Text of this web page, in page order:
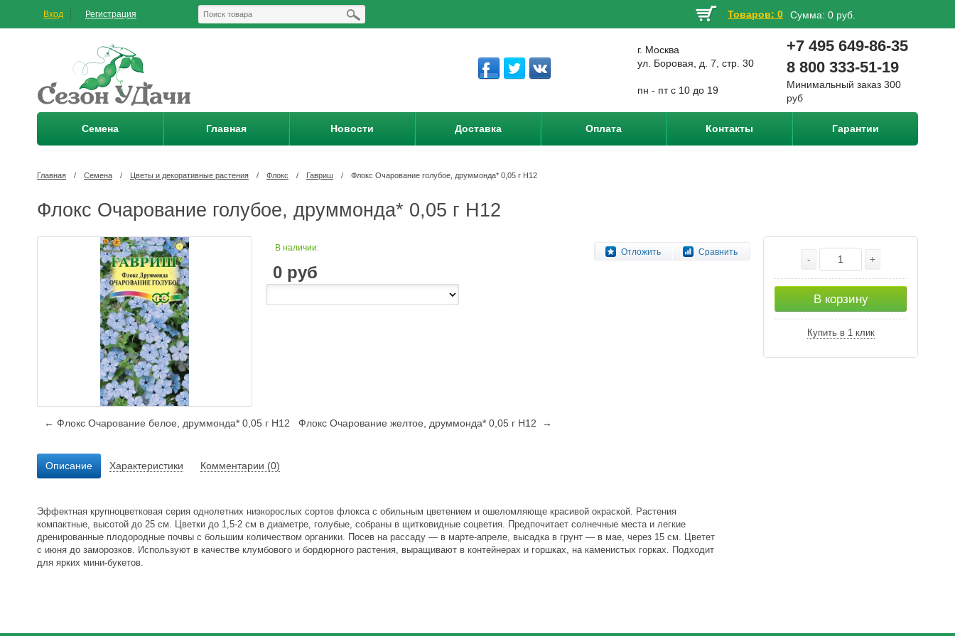
Вход Регистрация Товаров: 0 Сумма: 0 руб.
г. Москва
ул. Боровая, д. 7, стр. 30
пн - пт с 10 до 19
+7 495 649-86-35
8 800 333-51-19
Минимальный заказ 300
руб
Семена Главная Новости Доставка Оплата Контакты Гарантии
Главная / Семена / Цветы и декоративные растения / Флокс / Гавриш / Флокс Очарование голубое, друммонда* 0,05 г Н12
Флокс Очарование голубое, друммонда* 0,05 г Н12
Отложить Сравнить
В наличии:
0 руб
- +
В корзину
Купить в 1 клик
← Флокс Очарование белое, друммонда* 0,05 г Н12 Флокс Очарование желтое, друммонда* 0,05 г Н12 →
Описание Характеристики Комментарии (0)
Эффектная крупноцветковая серия однолетних низкорослых сортов флокса с обильным цветением и ошеломляюще красивой окраской. Растения
компактные, высотой до 25 см. Цветки до 1,5-2 см в диаметре, голубые, собраны в щитковидные соцветия. Предпочитает солнечные места и легкие
дренированные плодородные почвы с большим количеством органики. Посев на рассаду — в марте-апреле, высадка в грунт — в мае, через 15 см. Цветет
с июня до заморозков. Используют в качестве клумбового и бордюрного растения, выращивают в контейнерах и горшках, на каменистых горках. Подходит
для ярких мини-букетов.